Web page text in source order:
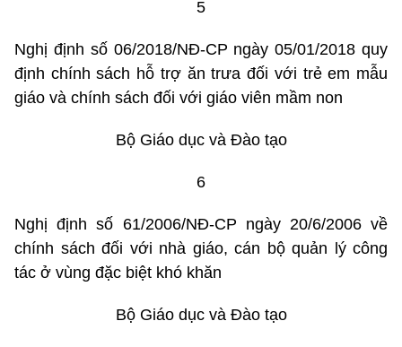
5
Nghị định số 06/2018/NĐ-CP ngày 05/01/2018 quy
định chính sách hỗ trợ ăn trưa đối với trẻ em mẫu
giáo và chính sách đối với giáo viên mầm non
Bộ Giáo dục và Đào tạo
6
Nghị định số 61/2006/NĐ-CP ngày 20/6/2006 về
chính sách đối với nhà giáo, cán bộ quản lý công
tác ở vùng đặc biệt khó khăn
Bộ Giáo dục và Đào tạo